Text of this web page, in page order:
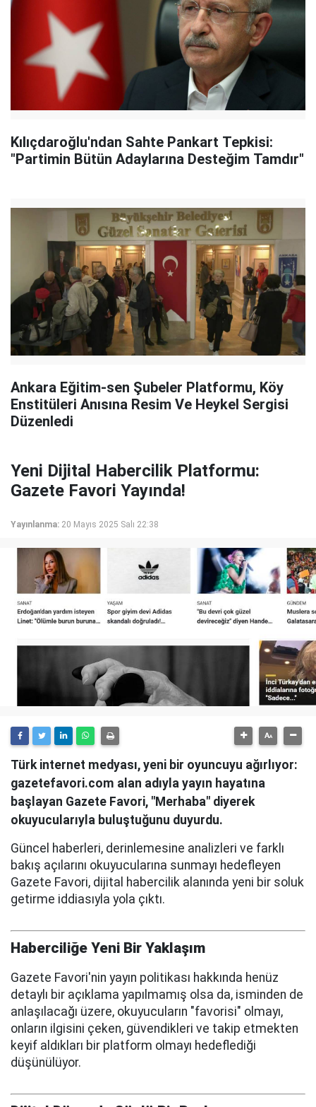
Kılıçdaroğlu'ndan Sahte Pankart Tepkisi:
"Partimin Bütün Adaylarına Desteğim Tamdır"
Ankara Eğitim-sen Şubeler Platformu, Köy
Enstitüleri Anısına Resim Ve Heykel Sergisi
Düzenledi
Yeni Dijital Habercilik Platformu:
Gazete Favori Yayında!
Yayınlanma: 20 Mayıs 2025 Salı 22:38
Türk internet medyası, yeni bir oyuncuyu ağırlıyor:
gazetefavori.com alan adıyla yayın hayatına
başlayan Gazete Favori, "Merhaba" diyerek
okuyucularıyla buluştuğunu duyurdu.
Güncel haberleri, derinlemesine analizleri ve farklı
bakış açılarını okuyucularına sunmayı hedefleyen
Gazete Favori, dijital habercilik alanında yeni bir soluk
getirme iddiasıyla yola çıktı.
Haberciliğe Yeni Bir Yaklaşım
Gazete Favori'nin yayın politikası hakkında henüz
detaylı bir açıklama yapılmamış olsa da, isminden de
anlaşılacağı üzere, okuyucuların "favorisi" olmayı,
onların ilgisini çeken, güvendikleri ve takip etmekten
keyif aldıkları bir platform olmayı hedeflediği
düşünülüyor.